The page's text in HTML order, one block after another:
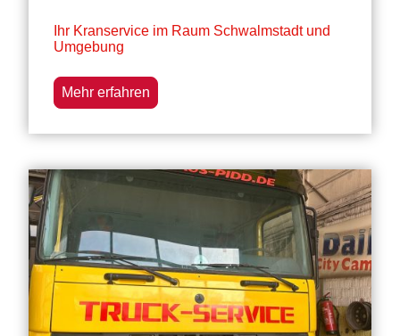
Ihr Kranservice im Raum Schwalmstadt und
Umgebung
Mehr erfahren